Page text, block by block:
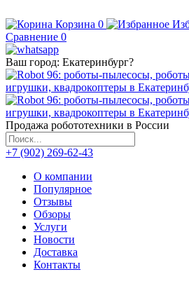
Корзина 0
Сравнение 0
Ваш город: Екатеринбург?
Продажа робототехники в России
+7 (902) 269-62-43
О компании
Популярное
Отзывы
Обзоры
Услуги
Новости
Доставка
Контакты